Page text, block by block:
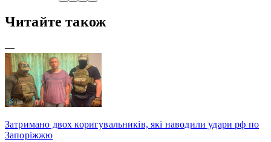
Читайте також
—
Затримано двох коригувальників, які наводили удари рф по
Запоріжжю